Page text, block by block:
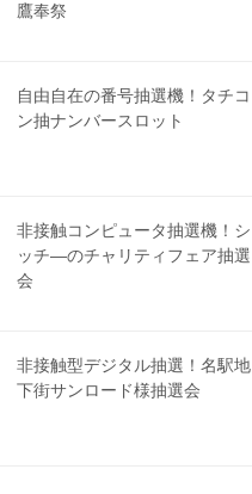
鷹奉祭
自由自在の番号抽選機！タチコ
ン抽ナンバースロット
非接触コンピュータ抽選機！シ
ッチ―のチャリティフェア抽選
会
非接触型デジタル抽選！名駅地
下街サンロード様抽選会